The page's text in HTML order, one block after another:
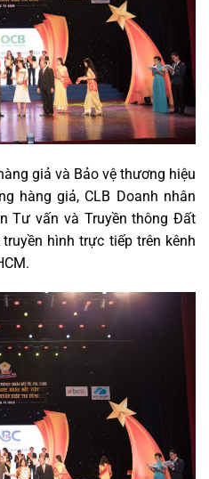
giả và Bảo vệ thương hiệu
hàng giả, CLB Doanh nhân
Tư vấn và Truyền thông Đất
hình trực tiếp trên kênh